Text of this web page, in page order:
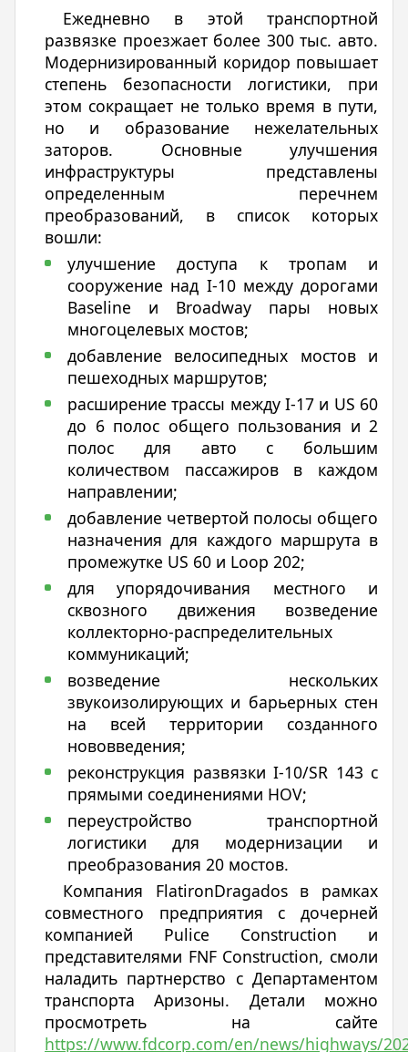
Ежедневно в этой транспортной
развязке проезжает более 300 тыс. авто.
Модернизированный коридор повышает
степень безопасности логистики, при
этом сокращает не только время в пути,
но и образование нежелательных
заторов. Основные улучшения
инфраструктуры представлены
определенным перечнем
преобразований, в список которых
вошли:
улучшение доступа к тропам и
сооружение над I-10 между дорогами
Baseline и Broadway пары новых
многоцелевых мостов;
добавление велосипедных мостов и
пешеходных маршрутов;
расширение трассы между I-17 и US 60
до 6 полос общего пользования и 2
полос для авто с большим
количеством пассажиров в каждом
направлении;
добавление четвертой полосы общего
назначения для каждого маршрута в
промежутке US 60 и Loop 202;
для упорядочивания местного и
сквозного движения возведение
коллекторно-распределительных
коммуникаций;
возведение нескольких
звукоизолирующих и барьерных стен
на всей территории созданного
нововведения;
реконструкция развязки I-10/SR 143 с
прямыми соединениями HOV;
переустройство транспортной
логистики для модернизации и
преобразования 20 мостов.
Компания FlatironDragados в рамках
совместного предприятия с дочерней
компанией Pulice Construction и
представителями FNF Construction, смоли
наладить партнерство с Департаментом
транспорта Аризоны. Детали можно
просмотреть на сайте
https://www.fdcorp.com/en/news/highways/